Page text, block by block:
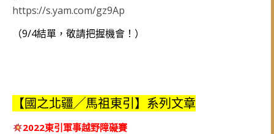
https://s.yam.com/gz9Ap
（9/4結單，敬請把握機會！）
【國之北疆╱馬祖東引】系列文章
2022東引軍事越野障礙賽